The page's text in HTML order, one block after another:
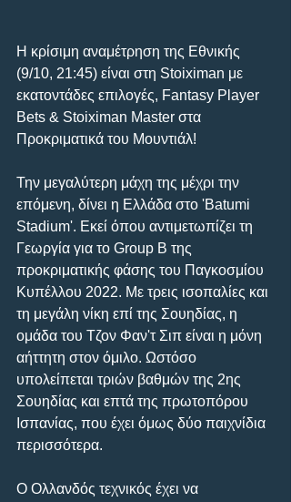
Η κρίσιμη αναμέτρηση της Εθνικής
(9/10, 21:45) είναι στη Stoiximan με
εκατοντάδες επιλογές, Fantasy Player
Bets & Stoiximan Master στα
Προκριματικά του Μουντιάλ!
Την μεγαλύτερη μάχη της μέχρι την
επόμενη, δίνει η Ελλάδα στο 'Batumi
Stadium'. Εκεί όπου αντιμετωπίζει τη
Γεωργία για το Group B της
προκριματικής φάσης του Παγκοσμίου
Κυπέλλου 2022. Με τρεις ισοπαλίες και
τη μεγάλη νίκη επί της Σουηδίας, η
ομάδα του Τζον Φαν'τ Σιπ είναι η μόνη
αήττητη στον όμιλο. Ωστόσο
υπολείπεται τριών βαθμών της 2ης
Σουηδίας και επτά της πρωτοπόρου
Ισπανίας, που έχει όμως δύο παιχνίδια
περισσότερα.
Ο Ολλανδός τεχνικός έχει να